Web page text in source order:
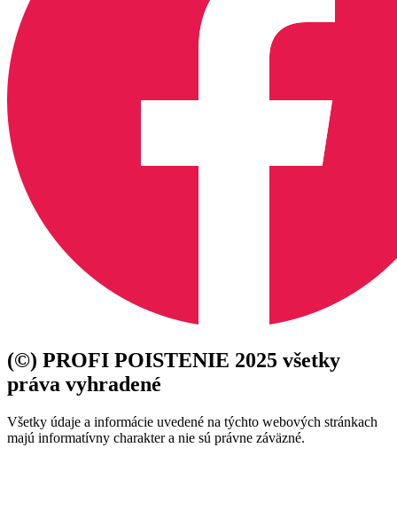
(©) PROFI POISTENIE 2025 všetky
práva vyhradené
Všetky údaje a informácie uvedené na týchto webových stránkach
majú informatívny charakter a nie sú právne záväzné.